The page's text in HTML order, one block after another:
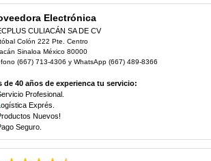
Electrónica
CULIACÁN SA DE CV
Colón 222 Pte. Centro
Sinaloa México 80000
(667) 713-4306 y WhatsApp (667) 489-8366
de 40 años de experienca tu servicio:
Profesional.
Exprés.
Nuevos!
Seguro.